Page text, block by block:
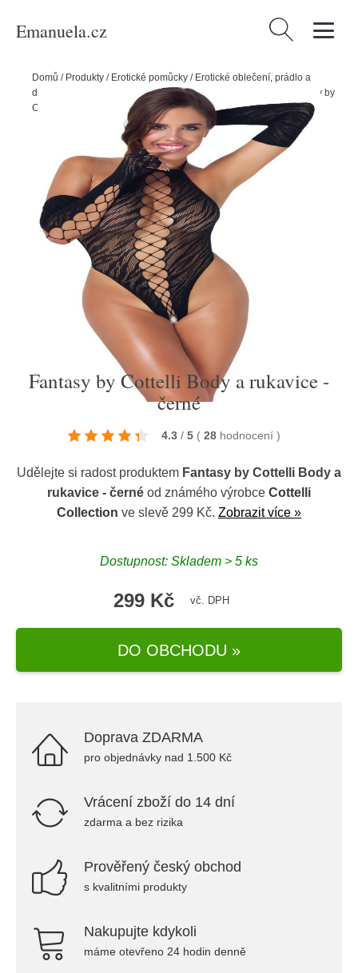
Emanuela.cz Vyhledávání
Domů / Produkty / Erotické pomůcky / Erotické oblečení, prádlo a
doplňky
Dámské erotické prádlo/Dámská erotická body
Fantasy by
Cottelli Body a rukavice - černé
Fantasy by Cottelli Body a rukavice -
černé
4.3 / 5 ( 28 hodnocení )
Udělejte si radost produktem Fantasy by Cottelli Body a
rukavice - černé od známého výrobce Cottelli
Collection ve slevě 299 Kč. Zobrazit více »
Dostupnost: Skladem > 5 ks
299 Kč vč. DPH
DO OBCHODU »
Doprava ZDARMA
pro objednávky nad 1.500 Kč
Vrácení zboží do 14 dní
zdarma a bez rizika
Prověřený český obchod
s kvalitními produkty
Nakupujte kdykoli
máme otevřeno 24 hodin denně